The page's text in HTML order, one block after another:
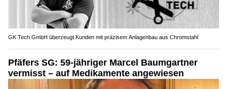
GK Tech GmbH überzeugt Kunden mit präzisem Anlagenbau aus Chromstahl
Pfäfers SG: 59-jähriger Marcel Baumgartner
vermisst – auf Medikamente angewiesen